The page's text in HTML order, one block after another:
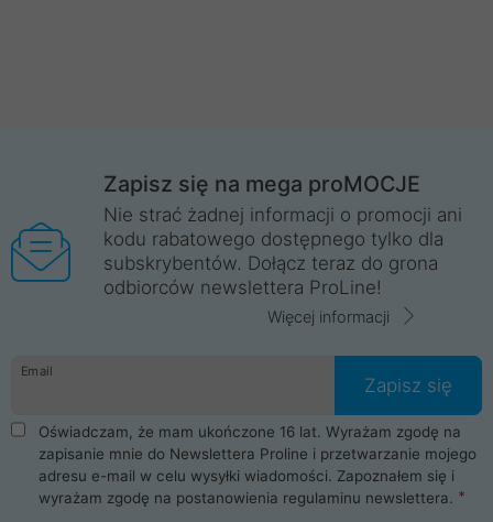
Zapisz się na mega proMOCJE
Nie strać żadnej informacji o promocji ani
kodu rabatowego dostępnego tylko dla
subskrybentów. Dołącz teraz do grona
odbiorców newslettera ProLine!
Więcej informacji
Email
Zapisz się
Oświadczam, że mam ukończone 16 lat. Wyrażam zgodę na
zapisanie mnie do Newslettera Proline i przetwarzanie mojego
adresu e-mail w celu wysyłki wiadomości. Zapoznałem się i
wyrażam zgodę na postanowienia regulaminu newslettera.